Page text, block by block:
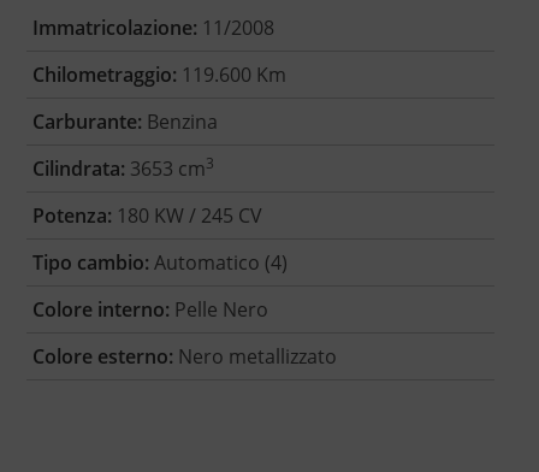
Immatricolazione: 11/2008
Chilometraggio: 119.600 Km
Carburante: Benzina
Cilindrata: 3653 cm3
Potenza: 180 KW / 245 CV
Tipo cambio: Automatico (4)
Colore interno: Pelle Nero
Colore esterno: Nero metallizzato